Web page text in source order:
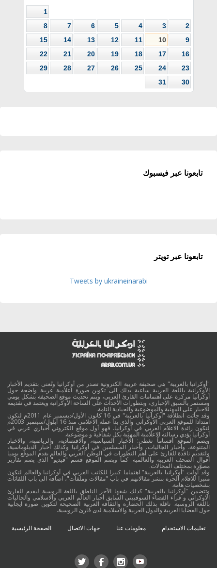
1
2
3
4
5
6
7
8
9
10
11
12
13
14
15
16
17
18
19
20
21
22
23
24
25
26
27
28
29
30
31
تابعونا عبر فيسبوك
تابعونا عبر تويتر
Tweets by ukraineinarabi
"أوكرانيا بالعربية" هي صحيفة عربية الكترونية تصدر من أوكرانيا وتُعنى بتقديم الأخبار
الأوكرانية باللغة العربية ساعية بذلك الى تكوين صورة اعلامية عربية واضحة حول
أوكرانيا مركزة على اهتمامات القارئ العربي، ويتم تحديث موقع الصحيفة بشكل يومي
ومستمر بالسبق الإخباري، وبتطورات الأحداث على الساحة الأوكرانية ويعتمد في تقديمه
للاخبار على المهنية والموضوعية والحيادية التامة.
وقد جائت انطلاقة "أوكرانيا بالعربية" في 16 كانون الأول/ديسمبر عام 2011م لتكون
امتدادا للموقع العربي الاوكراني والذي بدأ عمله الاعلامي منذ 16 أيلول/سبتمبر 2003م
لتكون رائدة الاعلام العربي في أوكرانيا. فهو أول موقع الكتروني أخباري عربي في
أوكرانيا يؤدي رسالته الاعلامية المهنية بكل شفافية و موضوعية.
ويضم الموقع أقساماً تغطي: الأخبار السياسية، والاقتصادية، والرياضية، والاخبار
المتنوعة، وأخبار الجاليات، وأخبار المسلمين في أوكرانيا وكذلك أخبار الدبلوماسية،
ولتقديم نافذة للقارئ على أهم التطورات في الوطن العربي والعالم يقدم الموقع يوميا
أقوال الصحف العربية والعالمية. كما ويضم الموقع قسم "فيديو" الذي يضم تقارير
مصوَّرة بمختلف المجالات.
وقد أولت "أوكرانيا بالعربية" اهتماما كبيرا للكاتب العربي في أوكرانيا والعالم لتكون
منبرا للاقلام الحرة بنشر مقالاتهم في باب "مقالات وملفات"، اضافة الى باب اللقائات
بشخصيات هامة.
وتتضمن "أوكرانيا بالعربية" كذلك شقها الآخر الناطق باللغة الروسية ليقدم للقارئ
الاوكراني و قراء الفضاء السوفييتي السابق أخبار العالم العربي والاسلامي والجاليات
باللغة الروسية. ناقلة بذلك الحضارة والثقافة العربية الصحيحة لتكوين صورة ايجابية
حول القضايا العربية والدول العربية والاسلامية لدى قارئ الروسية.
تعليمات الاستخدام معلومات عنا جهات الاتصال الصفحة الرئيسية